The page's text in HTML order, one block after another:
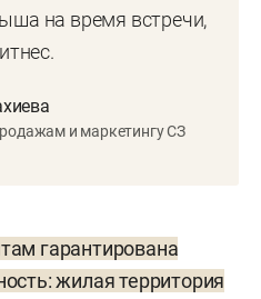
на время встречи,
и маркетингу СЗ
гарантирована
жилая территория